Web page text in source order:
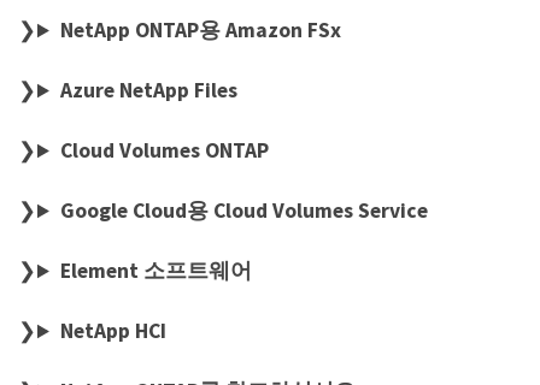
NetApp ONTAP용 Amazon FSx
Azure NetApp Files
Cloud Volumes ONTAP
Google Cloud용 Cloud Volumes Service
Element 소프트웨어
NetApp HCI